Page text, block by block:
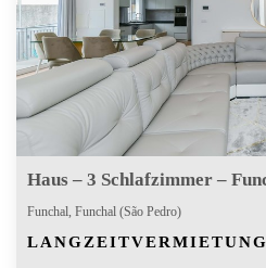
Haus – 3 Schlafzimmer –
Funchal, Funchal (São Pedro)